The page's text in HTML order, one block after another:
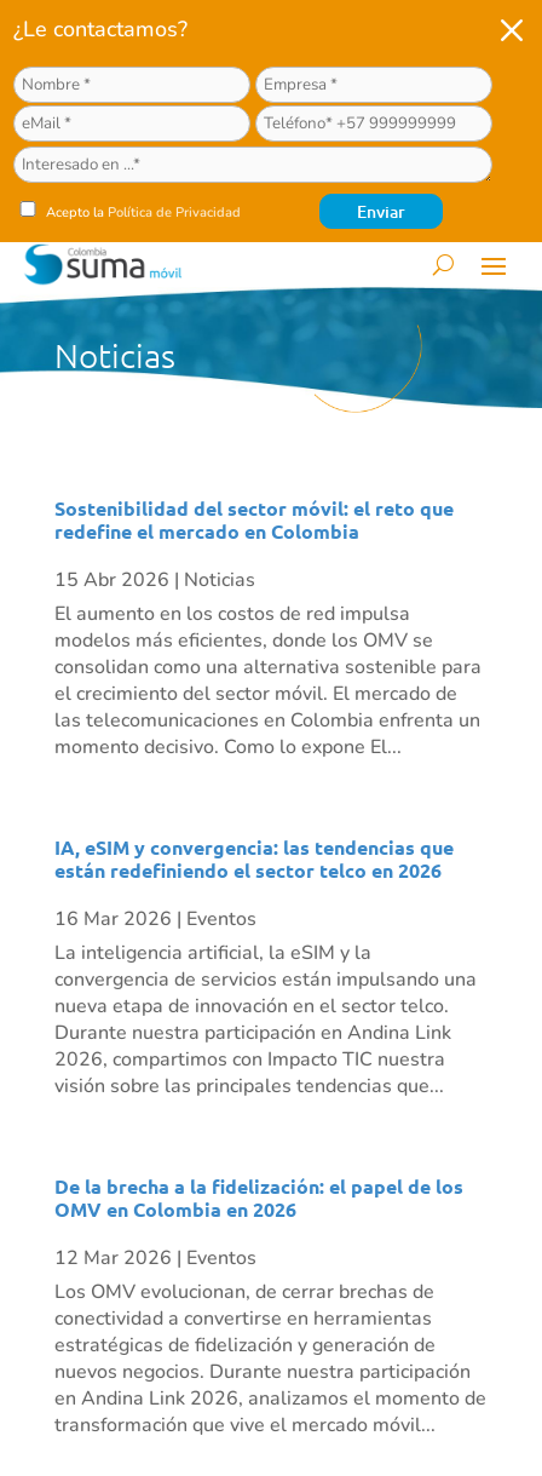
¿Le contactamos?
Acepto la Política de Privacidad
M
Noticias
Sostenibilidad del sector móvil: el reto que
redefine el mercado en Colombia
15 Abr 2026 | Noticias
El aumento en los costos de red impulsa
modelos más eficientes, donde los OMV se
consolidan como una alternativa sostenible para
el crecimiento del sector móvil. El mercado de
las telecomunicaciones en Colombia enfrenta un
momento decisivo. Como lo expone El...
IA, eSIM y convergencia: las tendencias que
están redefiniendo el sector telco en 2026
16 Mar 2026 | Eventos
La inteligencia artificial, la eSIM y la
convergencia de servicios están impulsando una
nueva etapa de innovación en el sector telco.
Durante nuestra participación en Andina Link
2026, compartimos con Impacto TIC nuestra
visión sobre las principales tendencias que...
De la brecha a la fidelización: el papel de los
OMV en Colombia en 2026
12 Mar 2026 | Eventos
Los OMV evolucionan, de cerrar brechas de
conectividad a convertirse en herramientas
estratégicas de fidelización y generación de
nuevos negocios. Durante nuestra participación
en Andina Link 2026, analizamos el momento de
transformación que vive el mercado móvil...